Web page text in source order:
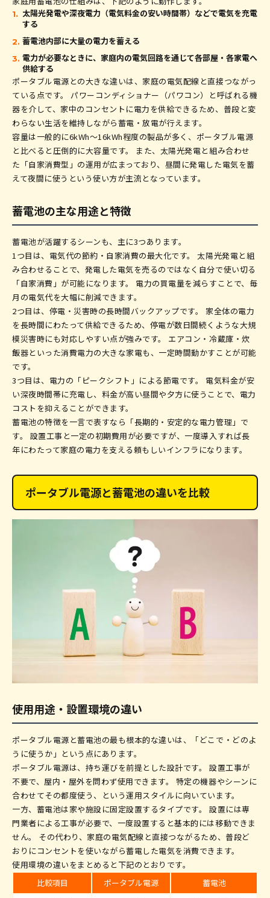
太陽光発電や深夜電力（電気料金の安い時間帯）などで電気を充電
する
蓄電池内部に大量の電力を蓄える
電力が必要なときに、家庭内の電気回路を通じて各部屋・各家電へ
供給する
ポータブル電源との大きな違いは、家庭の電気配線と直接つながっ
ている点です。 パワーコンディショナー（パワコン）と呼ばれる機
器を介して、家中のコンセントに電力を供給できるため、普段と変
わらない生活を維持しながら蓄電・放電が行えます。
容量は一般的に6kWh〜16kWh程度の製品が多く、ポータブル電源
と比べると圧倒的に大容量です。 また、太陽光発電と組み合わせ
た「自家消費型」の運用が広まっており、昼間に発電した電気を蓄
えて夜間に使うという使い方が主流となっています。
蓄電池の主な用途と特徴
蓄電池が活躍するシーンも、主に3つあります。
1つ目は、電気代の節約・自家消費の最大化です。 太陽光発電と組
み合わせることで、発電した電気を売るのではなく自分で使い切る
「自家消費」が可能になります。 電力の買電量を減らすことで、毎
月の電気代を大幅に削減できます。
2つ目は、停電・災害時の長時間バックアップです。 家全体の電力
を長時間にわたって供給できるため、停電が数日間続くような大規
模災害時にも対応しやすい点が強みです。 エアコン・冷蔵庫・炊
飯器といった消費電力の大きな家電も、一定時間動かすことが可能
です。
3つ目は、電力の「ピークシフト」による節電です。 電気料金が安
い深夜時間帯に充電し、料金が高い昼間や夕方に使うことで、電力
コストを抑えることができます。
蓄電池の特徴を一言で表すなら「長期的・安定的な電力管理」で
す。 設置工事と一定の初期費用が必要ですが、一度導入すれば長
年にわたって家庭の電力を支える頼もしいインフラになります。
ポータブル電源と蓄電池の違いを比較
使用用途・設置環境の違い
ポータブル電源と蓄電池の最も根本的な違いは、「どこで・どのよ
うに使うか」という点にあります。
ポータブル電源は、持ち運びを前提とした設計です。 設置工事が
不要で、屋内・屋外を問わず使用できます。 特定の機器やシーンに
合わせてその都度使う、という運用スタイルに向いています。
一方、蓄電池は家や施設に固定設置するタイプです。 設置には専
門業者による工事が必要で、一度設置すると基本的には移動できま
せん。 その代わり、家庭の電気配線と直接つながるため、普段ど
おりにコンセントを使いながら蓄電した電気を消費できます。
使用環境の違いをまとめると下記のとおりです。
比較項目
ポータブル電源
蓄電池